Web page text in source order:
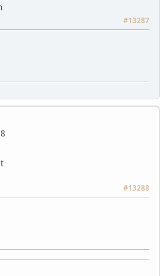
#13287
#13288